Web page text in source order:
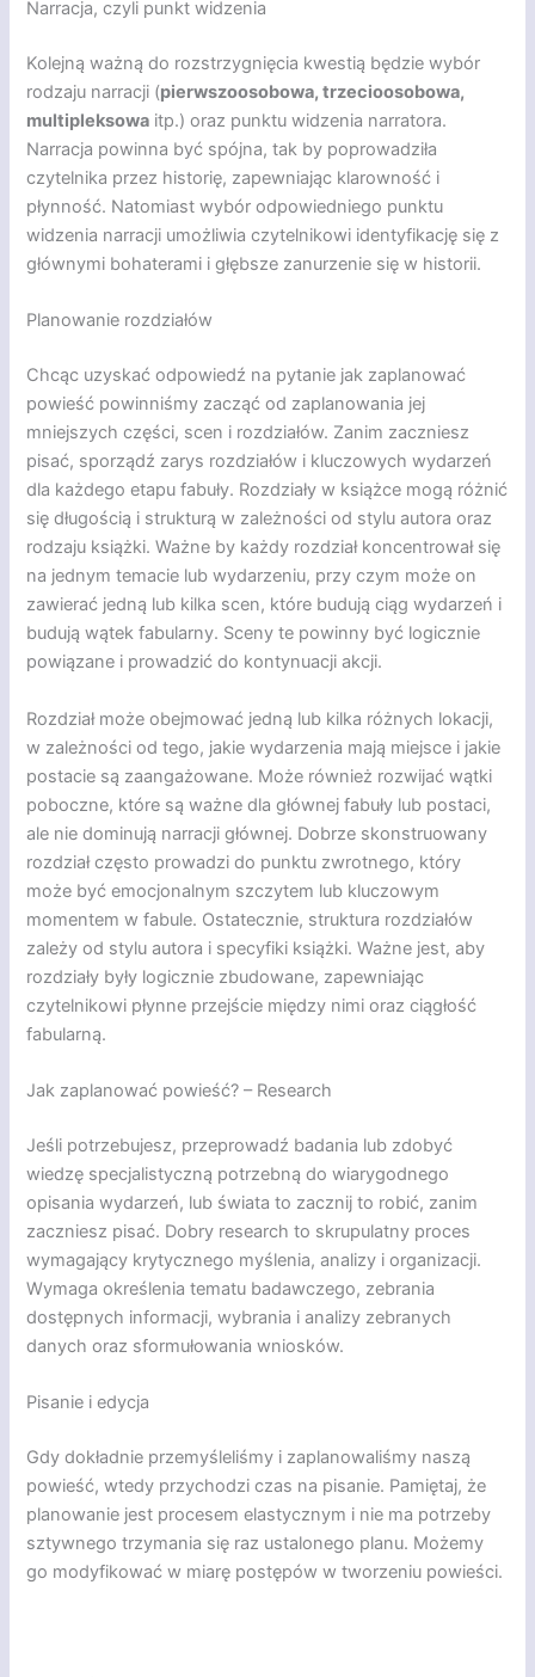
Narracja, czyli punkt widzenia
Kolejną ważną do rozstrzygnięcia kwestią będzie wybór
rodzaju narracji (pierwszoosobowa, trzecioosobowa,
multipleksowa itp.) oraz punktu widzenia narratora.
Narracja powinna być spójna, tak by poprowadziła
czytelnika przez historię, zapewniając klarowność i
płynność. Natomiast wybór odpowiedniego punktu
widzenia narracji umożliwia czytelnikowi identyfikację się z
głównymi bohaterami i głębsze zanurzenie się w historii.
Planowanie rozdziałów
Chcąc uzyskać odpowiedź na pytanie jak zaplanować
powieść powinniśmy zacząć od zaplanowania jej
mniejszych części, scen i rozdziałów. Zanim zaczniesz
pisać, sporządź zarys rozdziałów i kluczowych wydarzeń
dla każdego etapu fabuły. Rozdziały w książce mogą różnić
się długością i strukturą w zależności od stylu autora oraz
rodzaju książki. Ważne by każdy rozdział koncentrował się
na jednym temacie lub wydarzeniu, przy czym może on
zawierać jedną lub kilka scen, które budują ciąg wydarzeń i
budują wątek fabularny. Sceny te powinny być logicznie
powiązane i prowadzić do kontynuacji akcji.
Rozdział może obejmować jedną lub kilka różnych lokacji,
w zależności od tego, jakie wydarzenia mają miejsce i jakie
postacie są zaangażowane. Może również rozwijać wątki
poboczne, które są ważne dla głównej fabuły lub postaci,
ale nie dominują narracji głównej. Dobrze skonstruowany
rozdział często prowadzi do punktu zwrotnego, który
może być emocjonalnym szczytem lub kluczowym
momentem w fabule. Ostatecznie, struktura rozdziałów
zależy od stylu autora i specyfiki książki. Ważne jest, aby
rozdziały były logicznie zbudowane, zapewniając
czytelnikowi płynne przejście między nimi oraz ciągłość
fabularną.
Jak zaplanować powieść? – Research
Jeśli potrzebujesz, przeprowadź badania lub zdobyć
wiedzę specjalistyczną potrzebną do wiarygodnego
opisania wydarzeń, lub świata to zacznij to robić, zanim
zaczniesz pisać. Dobry research to skrupulatny proces
wymagający krytycznego myślenia, analizy i organizacji.
Wymaga określenia tematu badawczego, zebrania
dostępnych informacji, wybrania i analizy zebranych
danych oraz sformułowania wniosków.
Pisanie i edycja
Gdy dokładnie przemyśleliśmy i zaplanowaliśmy naszą
powieść, wtedy przychodzi czas na pisanie. Pamiętaj, że
planowanie jest procesem elastycznym i nie ma potrzeby
sztywnego trzymania się raz ustalonego planu. Możemy
go modyfikować w miarę postępów w tworzeniu powieści.